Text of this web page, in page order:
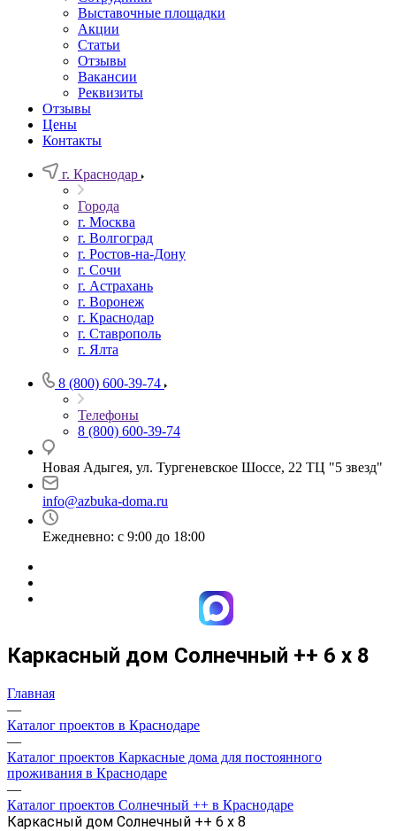
Выставочные площадки
Акции
Статьи
Отзывы
Вакансии
Реквизиты
Отзывы
Цены
Контакты
г. Краснодар
Города
г. Москва
г. Волгоград
г. Ростов-на-Дону
г. Сочи
г. Астрахань
г. Воронеж
г. Краснодар
г. Ставрополь
г. Ялта
8 (800) 600-39-74
Телефоны
8 (800) 600-39-74
Новая Адыгея, ул. Тургеневское Шоссе, 22 ТЦ "5 звезд"
info@azbuka-doma.ru
Ежедневно: с 9:00 до 18:00
Каркасный дом Солнечный ++ 6 х 8
Главная
—
Каталог проектов в Краснодаре
—
Каталог проектов Каркасные дома для постоянного
проживания в Краснодаре
—
Каталог проектов Солнечный ++ в Краснодаре
Каркасный дом Солнечный ++ 6 х 8